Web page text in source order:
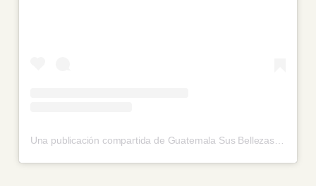
Una publicación compartida de Guatemala Sus Bellezas (@guatemalasusbellezas)